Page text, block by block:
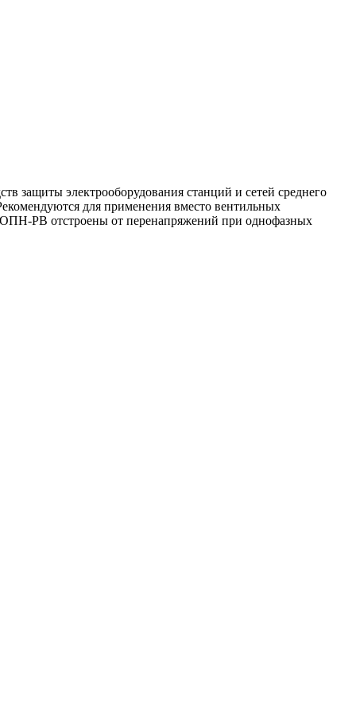
защиты электрооборудования станций и сетей среднего
для применения вместо вентильных
ОПН-РВ отстроены от перенапряжений при однофазных